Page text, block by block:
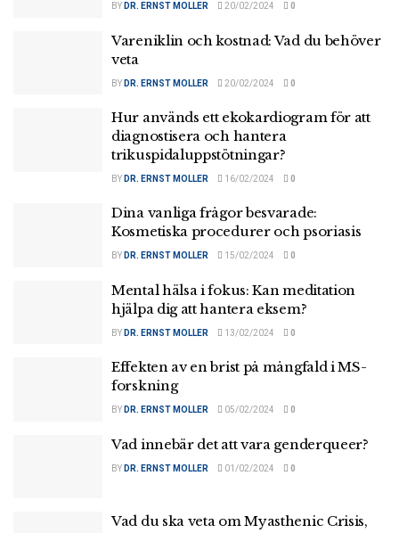
BY DR. ERNST MOLLER 20/02/2024 0
Vareniklin och kostnad: Vad du behöver
veta
BY DR. ERNST MOLLER 20/02/2024 0
Hur används ett ekokardiogram för att
diagnostisera och hantera
trikuspidaluppstötningar?
BY DR. ERNST MOLLER 16/02/2024 0
Dina vanliga frågor besvarade:
Kosmetiska procedurer och psoriasis
BY DR. ERNST MOLLER 15/02/2024 0
Mental hälsa i fokus: Kan meditation
hjälpa dig att hantera eksem?
BY DR. ERNST MOLLER 13/02/2024 0
Effekten av en brist på mångfald i MS-
forskning
BY DR. ERNST MOLLER 05/02/2024 0
Vad innebär det att vara genderqueer?
BY DR. ERNST MOLLER 01/02/2024 0
Vad du ska veta om Myasthenic Crisis,